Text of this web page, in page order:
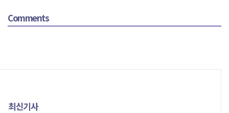
Comments
최신기사